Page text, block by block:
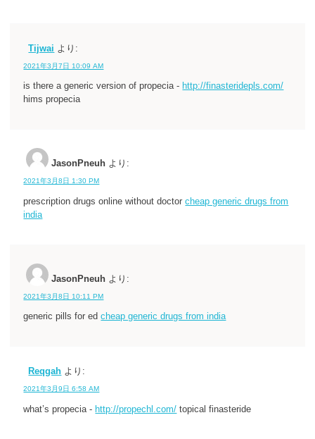
Tijwai より:
2021年3月7日 10:09 AM
is there a generic version of propecia - http://finasteridepls.com/
hims propecia
JasonPneuh より:
2021年3月8日 1:30 PM
prescription drugs online without doctorcheap generic drugs from
india
JasonPneuh より:
2021年3月8日 10:11 PM
generic pills for edcheap generic drugs from india
Reqgah より:
2021年3月9日 6:58 AM
what’s propecia - http://propechl.com/ topical finasteride